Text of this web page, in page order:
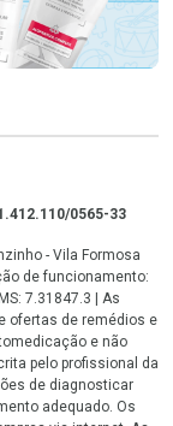
0565-33
- Vila Formosa
de funcionamento:
7.31847.3 | As
ofertas de remédios e
e não
pelo profissional da
de diagnosticar
adequado. Os